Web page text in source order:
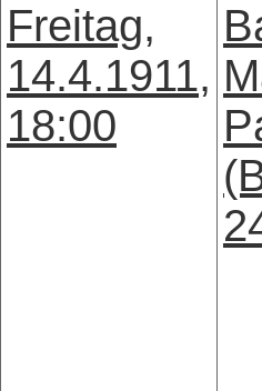
Freitag,
14.4.1911,
18:00